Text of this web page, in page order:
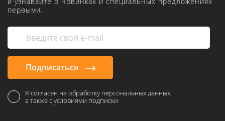
первыми.
Подписаться
Я согласен на обработку персональных данных,
а также с условиями подписки